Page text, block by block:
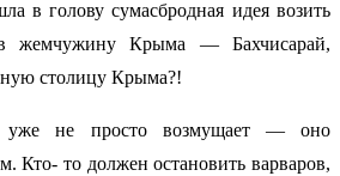
в голову сумасбродная идея возить
жемчужину Крыма — Бахчисарай,
столицу Крыма?!
уже не просто возмущает — оно
Кто- то должен остановить варваров,